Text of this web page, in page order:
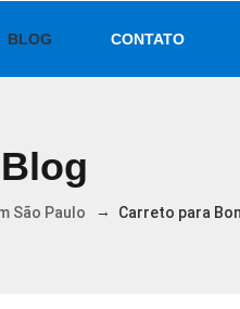
BLOG CONTATO
Blog
São Paulo → Carreto para